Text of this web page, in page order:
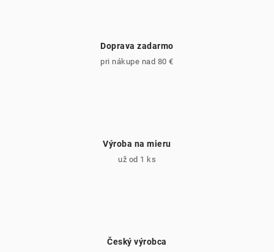
Doprava zadarmo
pri nákupe nad 80 €
Výroba na mieru
už od 1 ks
Český výrobca